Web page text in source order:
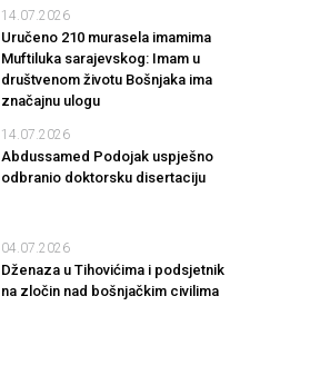
14.07.2026
Uručeno 210 murasela imamima
Muftiluka sarajevskog: Imam u
društvenom životu Bošnjaka ima
značajnu ulogu
14.07.2026
Abdussamed Podojak uspješno
odbranio doktorsku disertaciju
04.07.2026
Dženaza u Tihovićima i podsjetnik
na zločin nad bošnjačkim civilima